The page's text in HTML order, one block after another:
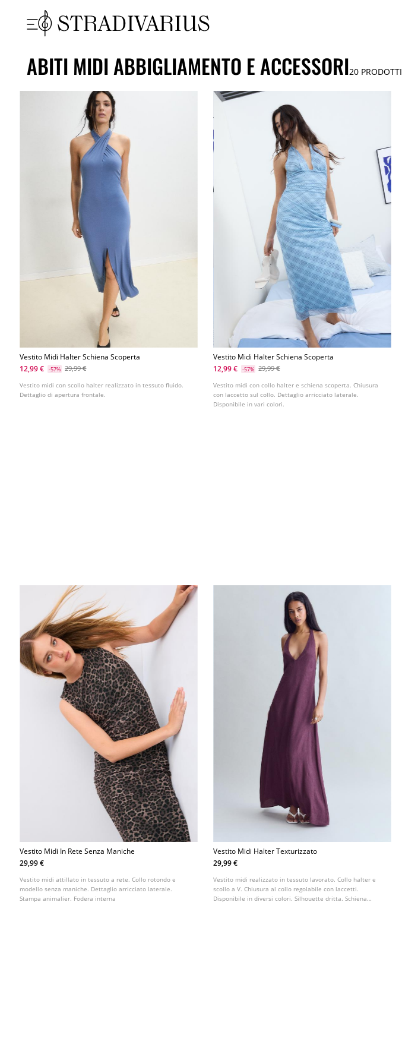
ABITI MIDI ABBIGLIAMENTO E ACCESSORI20 PRODOTTI
Vestito Midi Halter Schiena Scoperta
12,99 €
-57% 29,99 €
Vestito midi con scollo halter realizzato in tessuto fluido.
Dettaglio di apertura frontale.
Vestito Midi Halter Schiena Scoperta
12,99 €
-57% 29,99 €
Vestito midi con collo halter e schiena scoperta. Chiusura
con laccetto sul collo. Dettaglio arricciato laterale.
Disponibile in vari colori.
Vestito Midi In Rete Senza Maniche
29,99 €
Vestito midi attillato in tessuto a rete. Collo rotondo e
modello senza maniche. Dettaglio arricciato laterale.
Stampa animalier. Fodera interna
Vestito Midi Halter Texturizzato
29,99 €
Vestito midi realizzato in tessuto lavorato. Collo halter e
scollo a V. Chiusura al collo regolabile con laccetti.
Disponibile in diversi colori. Silhouette dritta. Schiena